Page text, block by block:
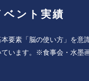
ベント実績
要素「脳の使い方」を意
ています。※食事会・水墨